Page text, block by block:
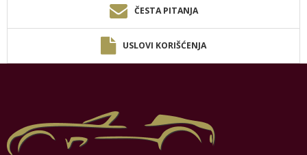
ČESTA PITANJA
USLOVI KORIŠĆENJA